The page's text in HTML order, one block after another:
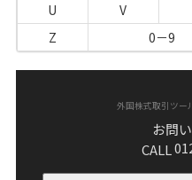
U
V
Z
0－9
外国株式取引ツー
お問
CALL